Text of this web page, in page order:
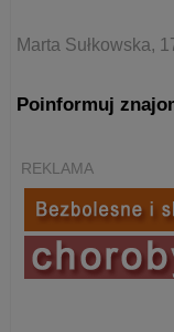
Marta Sułkowska,
Poinformuj
REKLAMA